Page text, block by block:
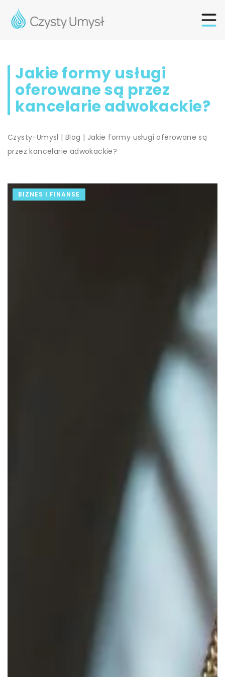
Jakie formy usługi
oferowane są przez
kancelarie adwokackie?
Czysty-Umysl |Blog | Jakie formy usługi oferowane są
przez kancelarie adwokackie?
BIZNES I FINANSE